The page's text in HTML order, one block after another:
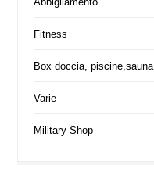
Fitness
Box doccia, piscine,sauna
Varie
Military Shop